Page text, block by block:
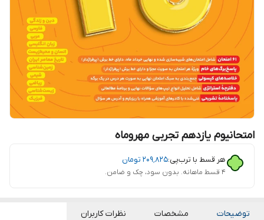
امتحانیوم یازدهم تجربی مهروماه
هر قسط با ترب‌پی:۲۰۹٬۸۲۵ تومان
۴ قسط ماهانه. بدون سود، چک و ضامن.
توضیحات مشخصات نظرات کاربران